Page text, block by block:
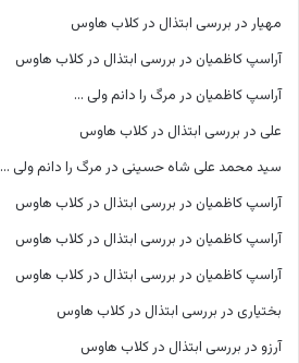
مهیار در بررسی ابتذال در کلاب هاوس
آراسپ کاظمیان در بررسی ابتذال در کلاب هاوس
آراسپ کاظمیان در مرگ را دانم ولی …
علی در بررسی ابتذال در کلاب هاوس
سید محمد علی شاه حسینی در مرگ را دانم ولی …
آراسپ کاظمیان در بررسی ابتذال در کلاب هاوس
آراسپ کاظمیان در بررسی ابتذال در کلاب هاوس
آراسپ کاظمیان در بررسی ابتذال در کلاب هاوس
بختیاری در بررسی ابتذال در کلاب هاوس
آرزو در بررسی ابتذال در کلاب هاوس